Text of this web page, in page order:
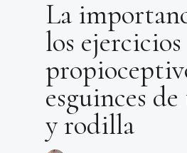
La
los ejercicios
esguinces
y rodilla